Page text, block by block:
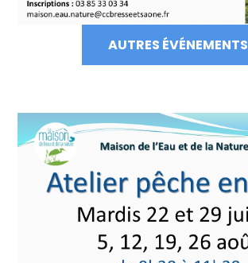
AUTRES ÉVÉNEMENTS